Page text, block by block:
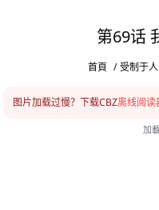
第69话
首頁 / 受制于人
图片加载过慢？下载CBZ离线阅读
加